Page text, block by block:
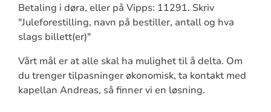
Betaling i døra, eller på Vipps: 11291. Skriv
"Juleforestilling, navn på bestiller, antall og hva
slags billett(er)"
Vårt mål er at alle skal ha mulighet til å delta. Om
du trenger tilpasninger økonomisk, ta kontakt med
kapellan Andreas, så finner vi en løsning.